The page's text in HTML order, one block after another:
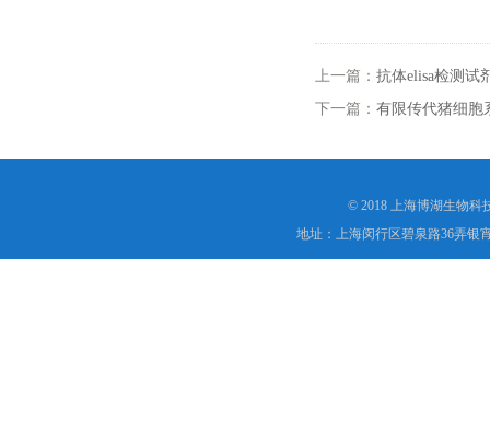
上一篇： 抗体elisa检测试
下一篇： 有限传代猪细胞
© 2018 上海博湖生物科
地址：上海闵行区碧泉路36弄银